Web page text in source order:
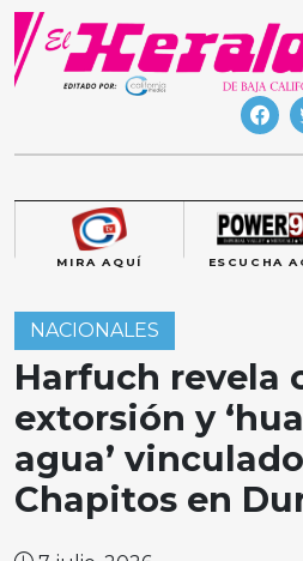
Skip
content
MIRA AQUÍ ESCUCHA
NACIONALES
Harfuch revela
extorsión y
agua’
Chapitos en